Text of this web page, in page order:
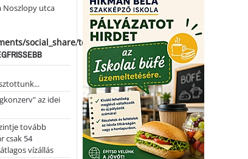
social_share/templates/template.php
Noszlopy utca
az idei
tovább
csak 54
vízállás